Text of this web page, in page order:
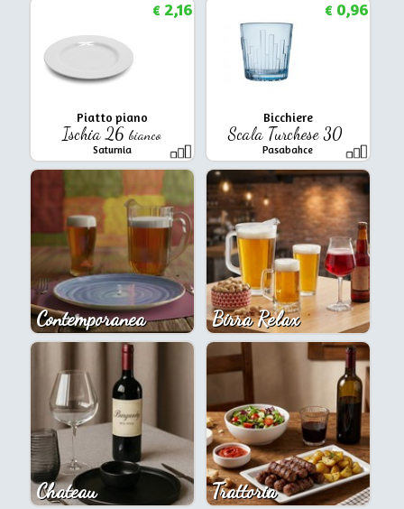
Piatto piano
Ischia 26bianco
Saturnia
€2,16
Bicchiere
Scala Turchese 30
Pasabahce
€0,96
Contemporanea Birra Relax
Chateau Trattoria